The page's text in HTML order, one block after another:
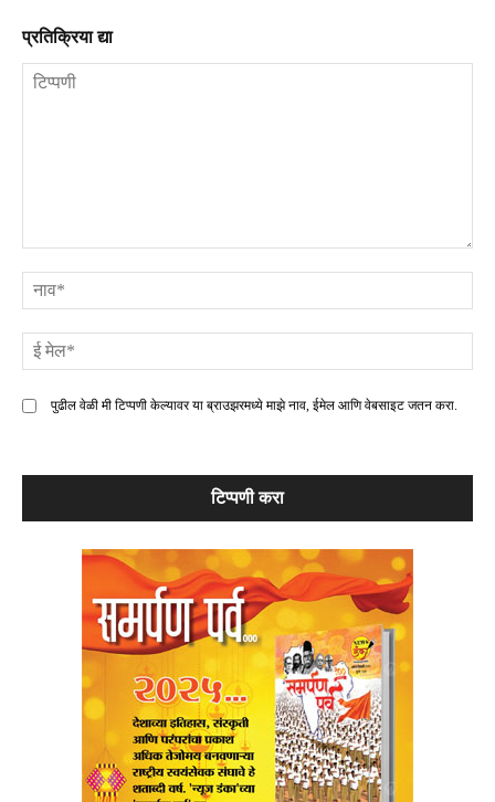
प्रतिक्रिया द्या
पुढील वेळी मी टिप्पणी केल्यावर या ब्राउझरमध्ये माझे नाव, ईमेल आणि वेबसाइट जतन करा.